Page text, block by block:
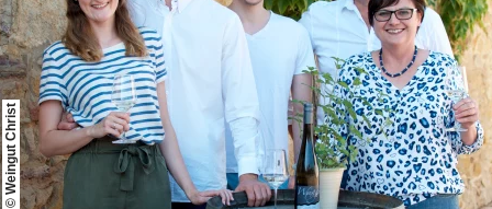
Plan & Book
Info & service
Accommodaties Boek ervaringen
© Weingut Christ